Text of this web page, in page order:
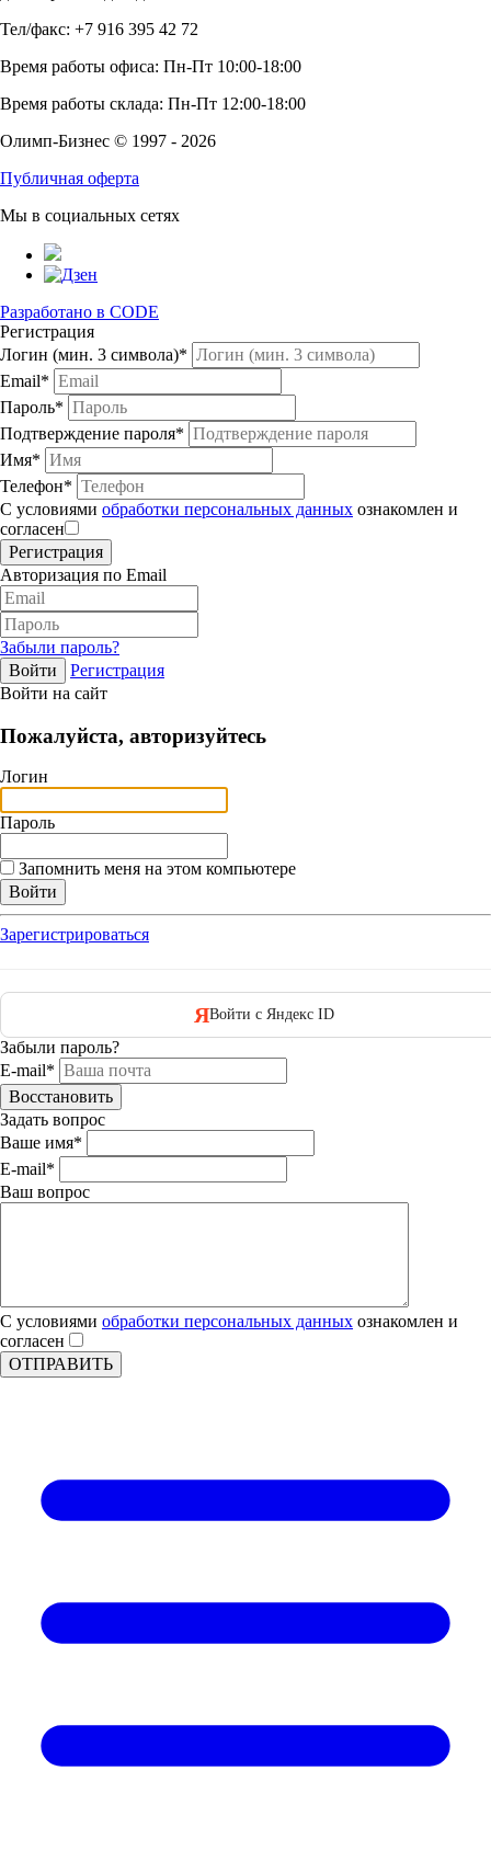
Тел/факс: +7 916 395 42 72
Время работы офиса: Пн-Пт 10:00-18:00
Время работы склада: Пн-Пт 12:00-18:00
Олимп-Бизнес © 1997 - 2026
Публичная оферта
Мы в социальных сетях
Разработано в CODE
Регистрация
Логин (мин. 3 символа)*
Email*
Пароль*
Подтверждение пароля*
Имя*
Телефон*
С условиями обработки персональных данных ознакомлен и
согласен
Авторизация по Email
Забыли пароль?
Регистрация
Войти на сайт
Пожалуйста, авторизуйтесь
Логин
Пароль
Запомнить меня на этом компьютере
Зарегистрироваться
ЯВойти с Яндекс ID
Забыли пароль?
E-mail*
Задать вопрос
Ваше имя*
E-mail*
Ваш вопрос
С условиями обработки персональных данных ознакомлен и
согласен
ОТПРАВИТЬ